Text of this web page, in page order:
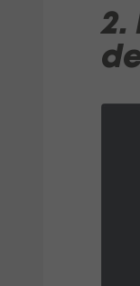
2.